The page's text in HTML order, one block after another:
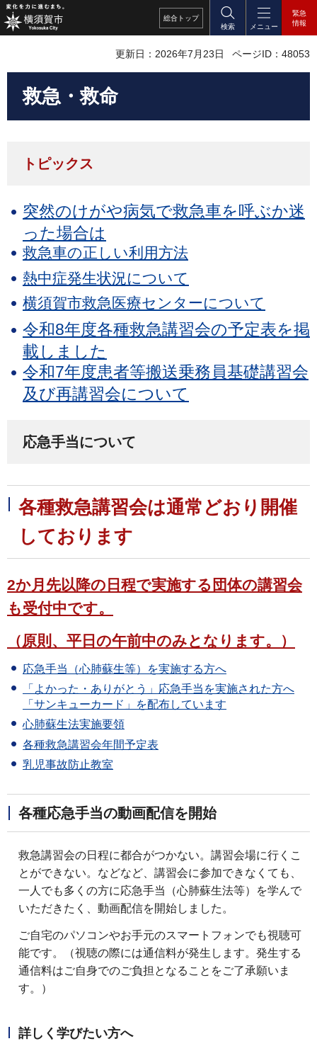
総合 トップ
検索
メニュー
緊急
情報
更新日：2026年7月23日 ページID：48053
救急・救命
トピックス
突然のけがや病気で救急車を呼ぶか迷
った場合は
救急車の正しい利用方法
熱中症発生状況について
横須賀市救急医療センターについて
令和8年度各種救急講習会の予定表を掲
載しました
令和7年度患者等搬送乗務員基礎講習会
及び再講習会について
応急手当について
各種救急講習会は通常どおり開催
しております
2か月先以降の日程で実施する団体の講習会
も受付中です。
（原則、平日の午前中のみとなります。）
応急手当（心肺蘇生等）を実施する方へ
「よかった・ありがとう」応急手当を実施された方へ
「サンキューカード」を配布しています
心肺蘇生法実施要領
各種救急講習会年間予定表
乳児事故防止教室
各種応急手当の動画配信を開始
救急講習会の日程に都合がつかない。講習会場に行くこ
とができない。などなど、講習会に参加できなくても、
一人でも多くの方に応急手当（心肺蘇生法等）を学んで
いただきたく、動画配信を開始しました。
ご自宅のパソコンやお手元のスマートフォンでも視聴可
能です。（視聴の際には通信料が発生します。発生する
通信料はご自身でのご負担となることをご了承願いま
す。）
詳しく学びたい方へ